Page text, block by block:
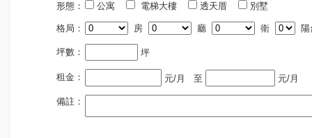
形態： 公寓 電梯大樓 透天厝 別墅
格局： 房 廳 衛 陽
坪數： 坪
租金： 元/月 至 元/月
備註：